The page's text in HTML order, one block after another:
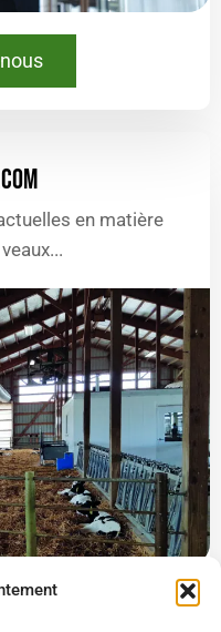
en matière